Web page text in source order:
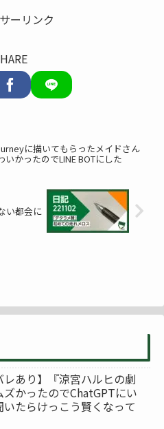
ーリンク
に描いてもらったメイドさん
いかったのでLINE BOTにした
い都会に
レあり】『涼宮ハルヒの劇
ズかったのでChatGPTにい
いたらけっこう賢くなって